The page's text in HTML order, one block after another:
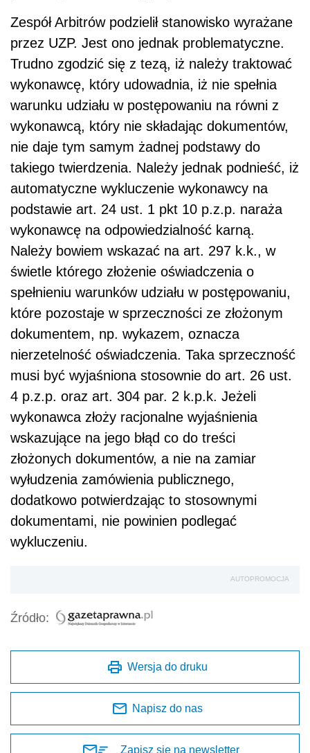
Zespół Arbitrów podzielił stanowisko wyrażane
przez UZP. Jest ono jednak problematyczne.
Trudno zgodzić się z tezą, iż należy traktować
wykonawcę, który udowadnia, iż nie spełnia
warunku udziału w postępowaniu na równi z
wykonawcą, który nie składając dokumentów,
nie daje tym samym żadnej podstawy do
takiego twierdzenia. Należy jednak podnieść, iż
automatyczne wykluczenie wykonawcy na
podstawie art. 24 ust. 1 pkt 10 p.z.p. naraża
wykonawcę na odpowiedzialność karną.
Należy bowiem wskazać na art. 297 k.k., w
świetle którego złożenie oświadczenia o
spełnieniu warunków udziału w postępowaniu,
które pozostaje w sprzeczności ze złożonym
dokumentem, np. wykazem, oznacza
nierzetelność oświadczenia. Taka sprzeczność
musi być wyjaśniona stosownie do art. 26 ust.
4 p.z.p. oraz art. 304 par. 2 k.p.k. Jeżeli
wykonawca złoży racjonalne wyjaśnienia
wskazujące na jego błąd co do treści
złożonych dokumentów, a nie na zamiar
wyłudzenia zamówienia publicznego,
dodatkowo potwierdzając to stosownymi
dokumentami, nie powinien podlegać
wykluczeniu.
AUTOPROMOCJA
Źródło:
Wersja do druku
Napisz do nas
Zapisz się na newsletter